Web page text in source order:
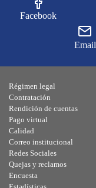
Facebook
Email
Régimen legal
Contratación
Rendición de cuentas
Pago virtual
Calidad
Correo institucional
Redes Sociales
Quejas y reclamos
Encuesta